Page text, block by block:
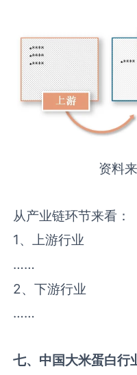
资料
从产业链环节来看：
1、上游行业
……
2、下游行业
……
七、中国大米蛋白行